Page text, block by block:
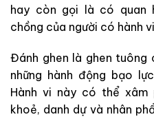
hay còn gọi là có quan
chồng của người có hành
Đánh ghen là ghen tuông
những hành động bạo
Hành vi này có thể xâm
khoẻ, danh dự và nhân